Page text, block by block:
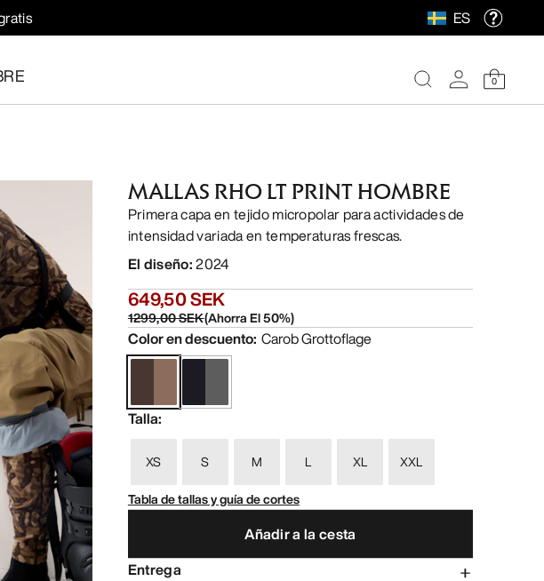
ES
0
MALLAS RHO LT PRINT HOMBRE
Primera capa en tejido micropolar para actividades de
intensidad variada en temperaturas frescas.
El diseño:2024
649,50 SEK
1299,00 SEK(Ahorra El50%)
Color en descuento: Carob Grottoflage
Talla:
XS S M L XL
XXL
Tabla de tallas y guía de cortes
Añadir a la cesta
Entrega